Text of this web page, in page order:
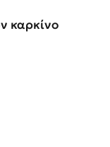
καρκίνο